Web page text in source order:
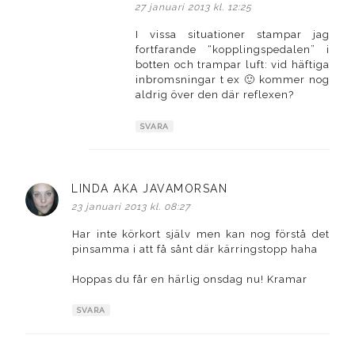
27 januari 2013 kl. 12:25
I vissa situationer stampar jag
fortfarande “kopplingspedalen” i
botten och trampar luft: vid häftiga
inbromsningar t ex 🙂 kommer nog
aldrig över den där reflexen?
SVARA
LINDA AKA JAVAMORSAN
23 januari 2013 kl. 08:27
Har inte körkort själv men kan nog förstå det
pinsamma i att få sånt där kärringstopp haha
Hoppas du får en härlig onsdag nu! Kramar
SVARA